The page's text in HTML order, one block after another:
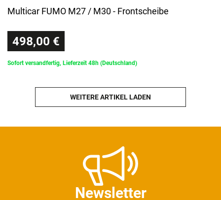
Multicar FUMO M27 / M30 - Frontscheibe
498,00 €
Sofort versandfertig, Lieferzeit 48h (Deutschland)
WEITERE ARTIKEL LADEN
Newsletter